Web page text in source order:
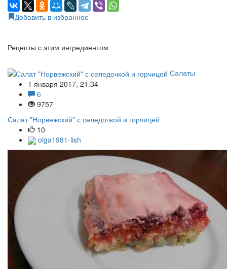
Добавить в избранное
Рецепты с этим ингредиентом
Салаты
1 января 2017, 21:34
6
9757
Салат "Норвежский" с селедочкой и горчицей
10
olga1981-lish